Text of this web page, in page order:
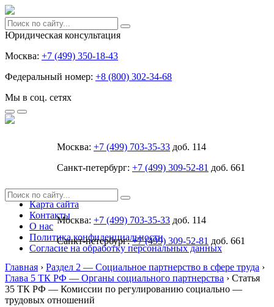
Юридическая консультация
Москва: +7 (499) 350-18-43
Федеральный номер: +8 (800) 302-34-68
Мы в соц. сетях
Москва: +7 (499) 703-35-33 доб. 114
Санкт-петербург: +7 (499) 309-52-81 доб. 661
Карта сайта
Контакты
О нас
Политика конфиденциальности
Согласие на обработку персональных данных
Москва: +7 (499) 703-35-33 доб. 114
Санкт-петербург: +7 (499) 309-52-81 доб. 661
Главная › Раздел 2 — Социальное партнерство в сфере труда ›
Глава 5 ТК РФ — Органы социального партнерства › Статья
35 ТК РФ — Комиссии по регулированию социально —
трудовых отношений